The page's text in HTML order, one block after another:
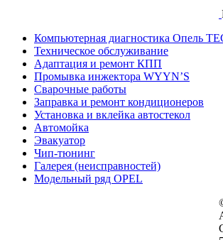
Компьютерная диагностика Опель
Техническое обслуживание
Адаптация и ремонт КПП
Промывка инжектора WYYN’S
Сварочные работы
Заправка и ремонт кондиционеров
Установка и вклейка автостекол
Автомойка
Эвакуатор
Чип-тюнинг
Галерея (неисправностей)
Модельный ряд OPEL